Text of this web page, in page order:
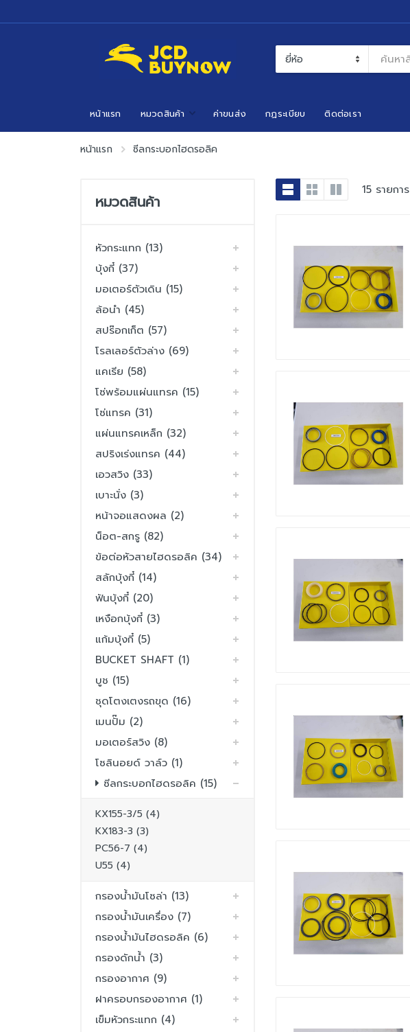
หน้าแรก หมวดสินค้า ค่าขนส่ง กฏระเบียบ ติดต่อเรา
หน้าแรก ซีลกระบอกไฮดรอลิค
หมวดสินค้า
หัวกระแทก (13)
บุ้งกี๋ (37)
มอเตอร์ตัวเดิน (15)
ล้อนำ (45)
สปร๊อกเก็ต (57)
โรลเลอร์ตัวล่าง (69)
แคเรีย (58)
โซ่พร้อมแผ่นแทรค (15)
โซ่แทรค (31)
แผ่นแทรคเหล็ก (32)
สปริงเร่งแทรค (44)
เอวสวิง (33)
เบาะนั่ง (3)
หน้าจอแสดงผล (2)
น็อต-สกรู (82)
ข้อต่อหัวสายไฮดรอลิค (34)
สลักบุ้งกี๋ (14)
ฟันบุ้งกี๋ (20)
เหงือกบุ้งกี๋ (3)
แก้มบุ้งกี๋ (5)
BUCKET SHAFT (1)
บูช (15)
ชุดโตงเตงรถขุด (16)
เมนปั๊ม (2)
มอเตอร์สวิง (8)
โซลินอยด์ วาล์ว (1)
ซีลกระบอกไฮดรอลิค (15)
KX155-3/5 (4)
KX183-3 (3)
PC56-7 (4)
U55 (4)
กรองน้ำมันโซล่า (13)
กรองน้ำมันเครื่อง (7)
กรองน้ำมันไฮดรอลิค (6)
กรองดักน้ำ (3)
กรองอากาศ (9)
ฝาครอบกรองอากาศ (1)
เข็มหัวกระแทก (4)
15 รายการ